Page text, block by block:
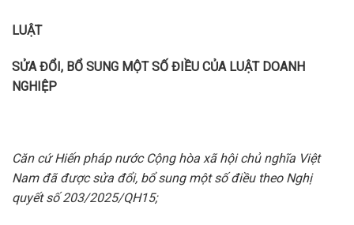
LUẬT
SỬA ĐỔI, BỔ SUNG MỘT SỐ ĐIỀU CỦA LUẬT DOANH
NGHIỆP
Căn cứ Hiến pháp nước Cộng hòa xã hội chủ nghĩa Việt
Nam đã được sửa đổi, bổ sung một số điều theo Nghị
quyết số 203/2025/QH15;